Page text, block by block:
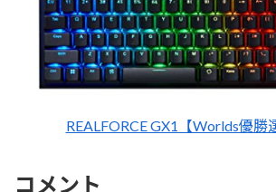
REALFORCE GX1【Worlds優勝
コメント